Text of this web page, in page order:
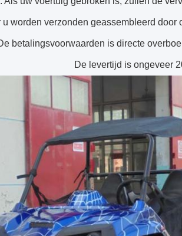
u worden verzonden geassembleerd
betalingsvoorwaarden is directe
De levertijd is ongeveer